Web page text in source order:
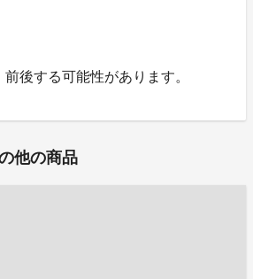
後する可能性があります。
他の商品